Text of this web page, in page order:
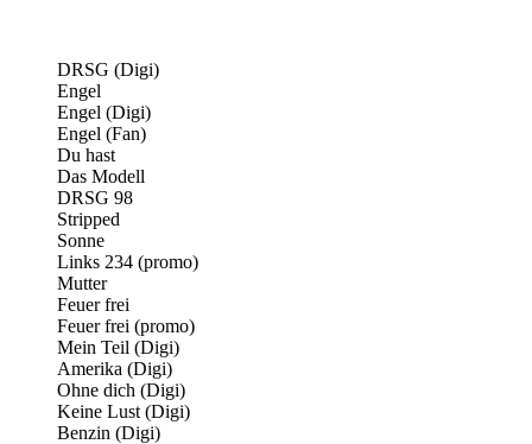
DRSG (Digi)
Engel
Engel (Digi)
Engel (Fan)
Du hast
Das Modell
DRSG 98
Stripped
Sonne
Links 234 (promo)
Mutter
Feuer frei
Feuer frei (promo)
Mein Teil (Digi)
Amerika (Digi)
Ohne dich (Digi)
Keine Lust (Digi)
Benzin (Digi)